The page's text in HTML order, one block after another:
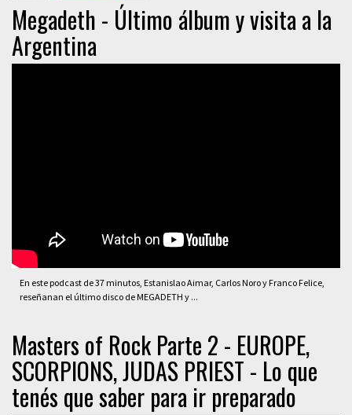
Megadeth - Último álbum y visita a la
Argentina
En este podcast de 37 minutos, Estanislao Aimar, Carlos Noro y Franco Felice,
reseñanan el último disco de MEGADETH y ...
Masters of Rock Parte 2 - EUROPE,
SCORPIONS, JUDAS PRIEST - Lo que
tenés que saber para ir preparado